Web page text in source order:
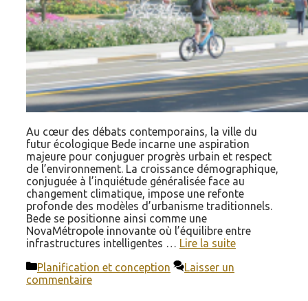
Au cœur des débats contemporains, la ville du
futur écologique Bede incarne une aspiration
majeure pour conjuguer progrès urbain et respect
de l’environnement. La croissance démographique,
conjuguée à l’inquiétude généralisée face au
changement climatique, impose une refonte
profonde des modèles d’urbanisme traditionnels.
Bede se positionne ainsi comme une
NovaMétropole innovante où l’équilibre entre
infrastructures intelligentes … Lire la suite
Catégories
Planification et conception
Laisser un
commentaire